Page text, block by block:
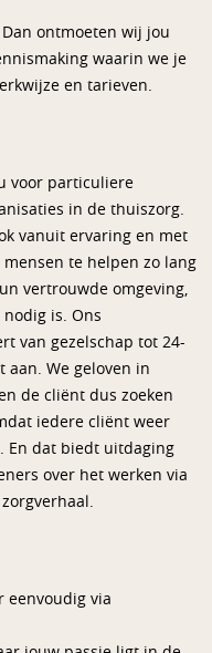
ontmoeten wij jou
waarin we je
en tarieven.
voor particuliere
in de thuiszorg.
vanuit ervaring en met
te helpen zo lang
vertrouwde omgeving,
is. Ons
van gezelschap tot 24-
aan. We geloven in
de cliënt dus zoeken
iedere cliënt weer
En dat biedt uitdaging
over het werken via
eenvoudig via